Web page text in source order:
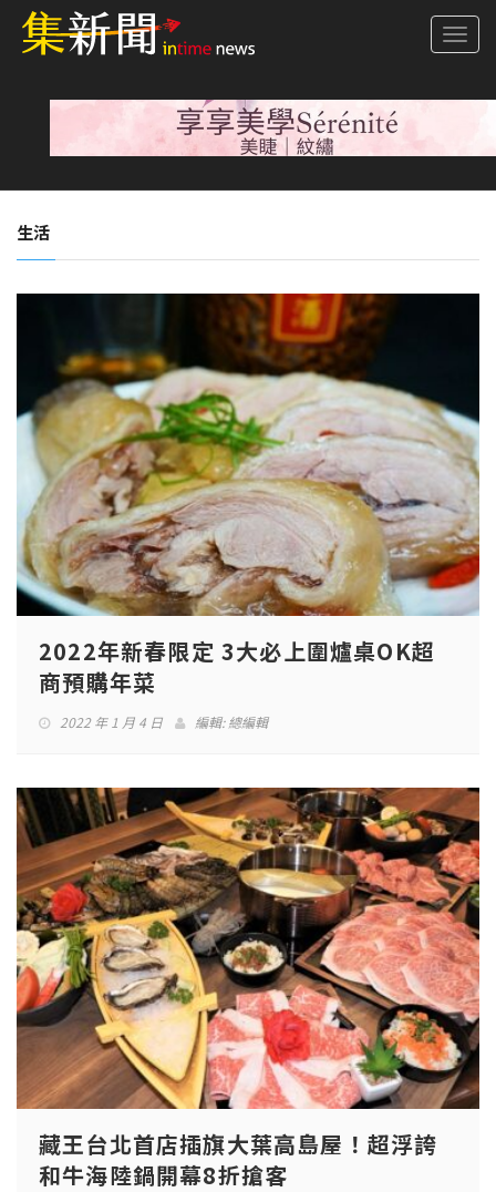
生活
2022年新春限定 3大必上圍爐桌OK超
商預購年菜
2022 年 1 月 4 日 編輯:總編輯
藏王台北首店插旗大葉高島屋！超浮誇
和牛海陸鍋開幕8折搶客